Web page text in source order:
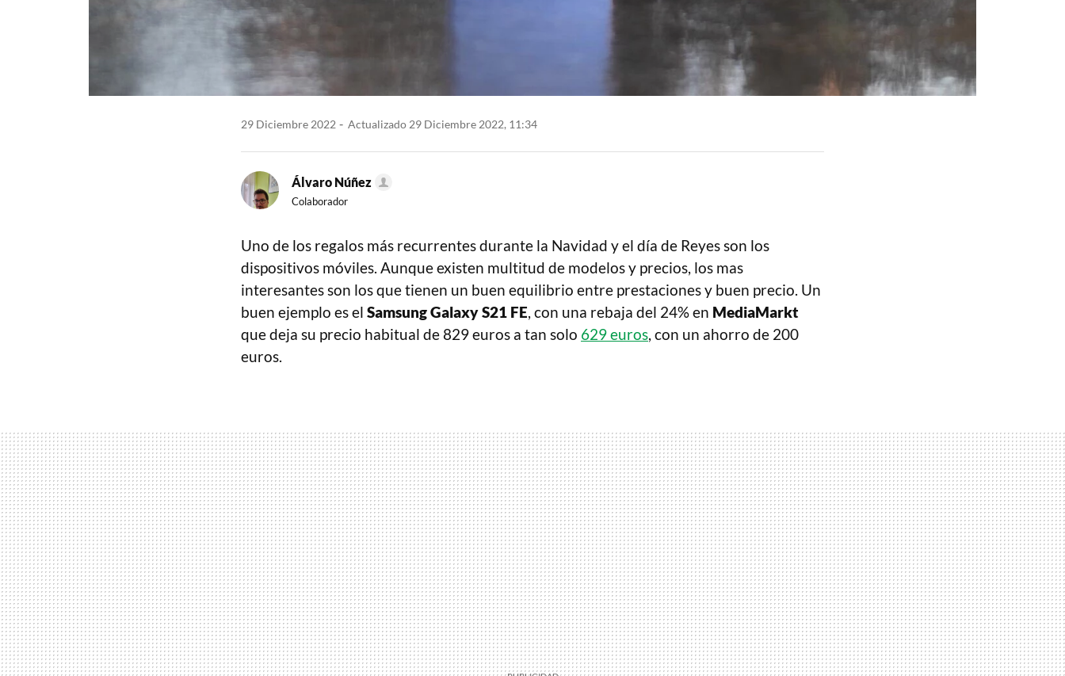
29 Diciembre 2022 Actualizado 29 Diciembre 2022, 11:34
Álvaro Núñez
Colaborador
Uno de los regalos más recurrentes durante la Navidad y el día de Reyes son los
dispositivos móviles. Aunque existen multitud de modelos y precios, los mas
interesantes son los que tienen un buen equilibrio entre prestaciones y buen precio. Un
buen ejemplo es el Samsung Galaxy S21 FE, con una rebaja del 24% en MediaMarkt
que deja su precio habitual de 829 euros a tan solo 629 euros, con un ahorro de 200
euros.